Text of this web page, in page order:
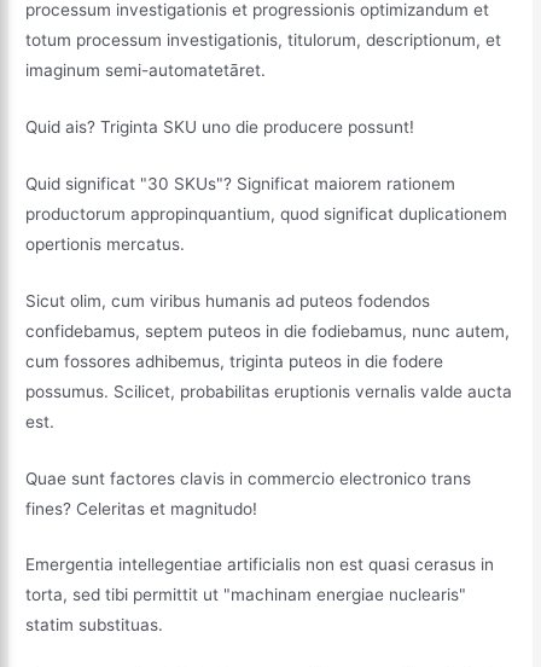
processum investigationis et progressionis optimizandum et
totum processum investigationis, titulorum, descriptionum, et
imaginum semi-automatetāret.
Quid ais? Triginta SKU uno die producere possunt!
Quid significat "30 SKUs"? Significat maiorem rationem
productorum appropinquantium, quod significat duplicationem
opertionis mercatus.
Sicut olim, cum viribus humanis ad puteos fodendos
confidebamus, septem puteos in die fodiebamus, nunc autem,
cum fossores adhibemus, triginta puteos in die fodere
possumus. Scilicet, probabilitas eruptionis vernalis valde aucta
est.
Quae sunt factores clavis in commercio electronico trans
fines? Celeritas et magnitudo!
Emergentia intellegentiae artificialis non est quasi cerasus in
torta, sed tibi permittit ut "machinam energiae nuclearis"
statim substituas.